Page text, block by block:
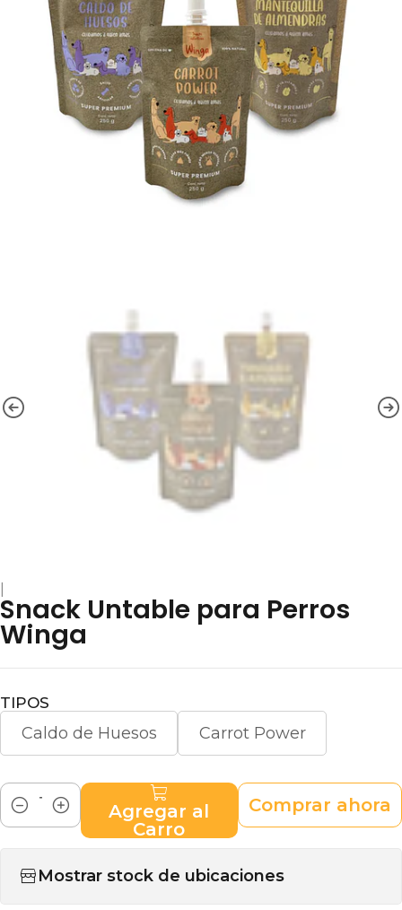
Snack Untable para Perros
Winga
TIPOS
Caldo de Huesos Carrot Power
Cantidad
Agregar al
Carro
Comprar ahora
Mostrar stock de ubicaciones